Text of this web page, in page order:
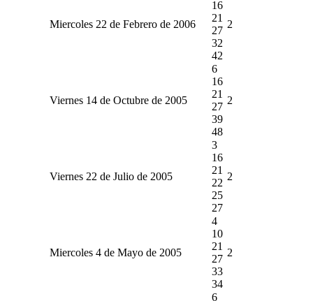
Miercoles 22 de Febrero de 2006
16
21
27
32
42
2
Viernes 14 de Octubre de 2005
6
16
21
27
39
48
2
Viernes 22 de Julio de 2005
3
16
21
22
25
27
2
Miercoles 4 de Mayo de 2005
4
10
21
27
33
34
2
6